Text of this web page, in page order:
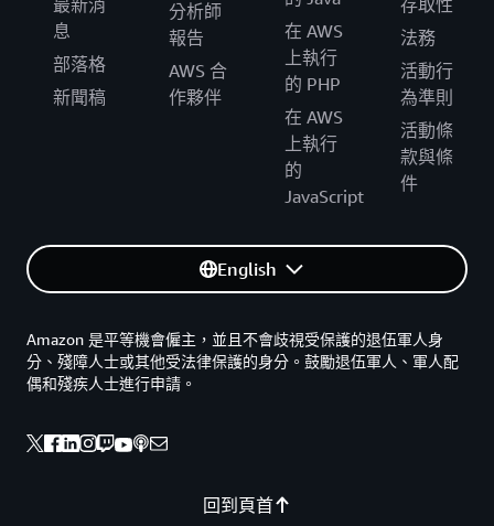
最新消
息
部落格
新聞稿
分析師
報告
AWS 合
作夥伴
在 AWS
上執行
的 PHP
在 AWS
上執行
的
JavaScript
存取性
法務
活動行
為準則
活動條
款與條
件
English
回到頁首
Amazon 是平等機會僱主，並且不會歧視受保護的退伍軍人身
分、殘障人士或其他受法律保護的身分。鼓勵退伍軍人、軍人配
偶和殘疾人士進行申請。